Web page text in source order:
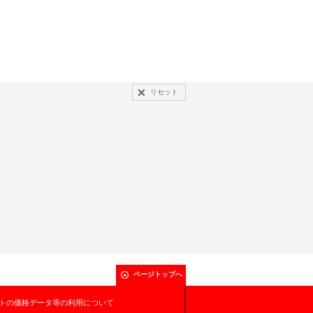
リセット
ページトップへ
の価格データ等の利用について